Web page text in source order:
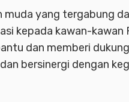
muda yang tergabung
kepada kawan-kawan
dan memberi
bersinergi dengan